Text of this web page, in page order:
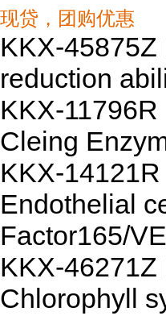
现贷，团购优惠
KKX-
reduction
KKX-
Cleing
KKX-
Endothelial
Factor165/
KKX-46271Z
Chlorophyll